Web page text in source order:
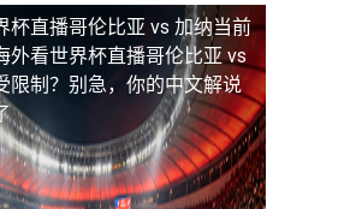
杯直播哥伦比亚 vs 加纳当前
外看世界杯直播哥伦比亚 vs
限制？别急，你的中文解说